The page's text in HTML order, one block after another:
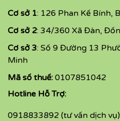
Cơ sở 1: 126 Phan Kế Bính,
Cơ sở 2: 34/360 Xã Đàn,
Cơ sở 3: Số 9 Đường 13
Minh
Mã số thuế: 0107851042
Hotline Hỗ Trợ:
0918833892 (tư vấn dịch vụ)